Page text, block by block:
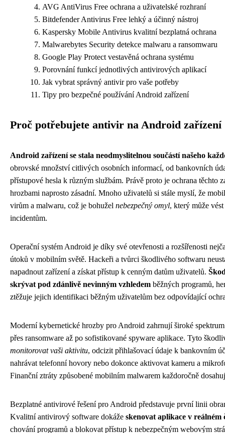
AVG AntiVirus Free ochrana a uživatelské rozhraní
Bitdefender Antivirus Free lehký a účinný nástroj
Kaspersky Mobile Antivirus kvalitní bezplatná ochrana
Malwarebytes Security detekce malwaru a ransomwaru
Google Play Protect vestavěná ochrana systému
Porovnání funkcí jednotlivých antivirových aplikací
Jak vybrat správný antivir pro vaše potřeby
Tipy pro bezpečné používání Android zařízení
Proč potřebujete antivir na Android zařízení
Android zařízení se stala neodmyslitelnou součástí našeho
obrovské množství citlivých osobních informací, od bankovních
přístupové hesla k různým službám. Právě proto je ochrana těchto
hrozbami naprosto zásadní. Mnoho uživatelů si stále myslí, že
virům a malwaru, což je bohužel nebezpečný omyl, který může
incidentům.
Operační systém Android je díky své otevřenosti a rozšířenosti
útoků v mobilním světě. Hackeři a tvůrci škodlivého softwaru
napadnout zařízení a získat přístup k cenným datům uživatelů.
skrývat pod zdánlivě nevinným vzhledem běžných programů,
ztěžuje jejich identifikaci běžným uživatelům bez odpovídající
Moderní kybernetické hrozby pro Android zahrnují široké
přes ransomware až po sofistikované spyware aplikace. Tyto
monitorovat vaši aktivitu, odcizit přihlašovací údaje k bankovním
nahrávat telefonní hovory nebo dokonce aktivovat kameru a
Finanční ztráty způsobené mobilním malwarem každoročně
Bezplatné antivirové řešení pro Android představuje první linii
Kvalitní antivirový software dokáže skenovat aplikace v reálném
chování programů a blokovat přístup k nebezpečným webovým